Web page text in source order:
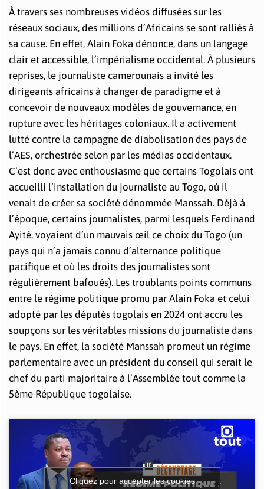
À travers ses nombreuses vidéos diffusées sur les
réseaux sociaux, des millions d’Africains se sont ralliés à
sa cause. En effet, Alain Foka dénonce, dans un langage
clair et accessible, l’impérialisme occidental. À plusieurs
reprises, le journaliste camerounais a invité les
dirigeants africains à changer de paradigme et à
concevoir de nouveaux modèles de gouvernance, en
rupture avec les héritages coloniaux. Il a activement
lutté contre la campagne de diabolisation des pays de
l’AES, orchestrée selon par les médias occidentaux.
C’est donc avec enthousiasme que certains Togolais ont
accueilli l’installation du journaliste au Togo, où il
venait de créer sa société dénommée Manssah. Déjà à
l’époque, certains journalistes, parmi lesquels Ferdinand
Ayité, voyaient d’un mauvais œil ce choix du Togo (un
pays qui n’a jamais connu d’alternance politique
pacifique et où les droits des journalistes sont
régulièrement bafoués). Les troublants points communs
entre le régime politique promu par Alain Foka et celui
adopté par les députés togolais en 2024 ont accru les
soupçons sur les véritables missions du journaliste dans
le pays. En effet, la société Manssah promeut un régime
parlementaire avec un président du conseil qui serait le
chef du parti majoritaire à l’Assemblée tout comme la
5ème République togolaise.
Cliquez pour accepter les cookies